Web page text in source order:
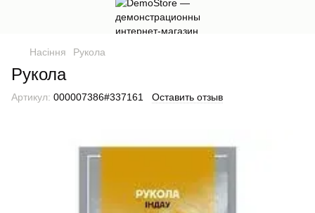
Насіння Рукола
Рукола
Артикул: 000007386#337161 Оставить отзыв